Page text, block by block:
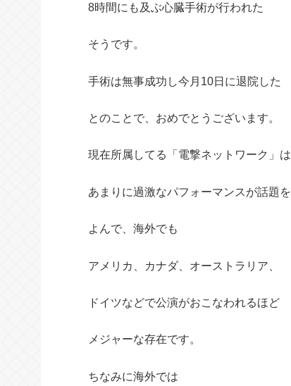
8時間にも及ぶ心臓手術が行われた
そうです。
手術は無事成功し今月10日に退院した
とのことで、おめでとうございます。
現在所属してる「電撃ネットワーク」は
あまりに過激なパフォーマンスが話題を
よんで、海外でも
アメリカ、カナダ、オーストラリア、
ドイツなどで公演がおこなわれるほど
メジャーな存在です。
ちなみに海外では